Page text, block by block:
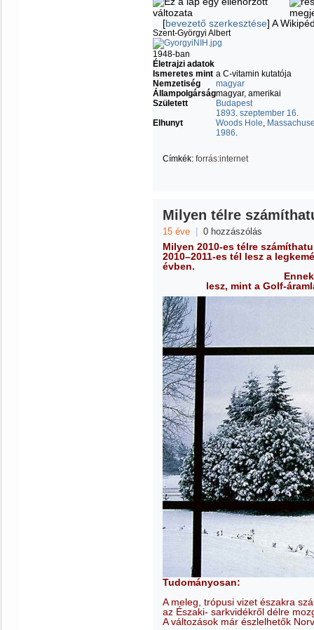
[bevezető szerkesztése] A
Szent-Györgyi Albert
1948-ban
Életrajzi adatok
Ismeretes mint a C-vitamin kutatója
Nemzetiség
magyar
Állampolgárságmagyar, amerikai
Született
Budapest
1893. szeptember 16.
Elhunyt
Woods Hole,
1986.
Címkék: forrás:internet
Milyen télre
15 éve 0 hozzászólás
Milyen 2010-es télre
2010–2011-es tél lesz a
évben.
lesz, mint a Golf-
Tudományosan:
A meleg, trópusi vizet északra
az Északi- sarkvidékről délre
A változások már észlelhetők